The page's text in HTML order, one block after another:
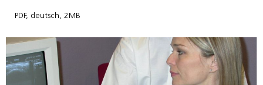
PDF, deutsch, 2MB